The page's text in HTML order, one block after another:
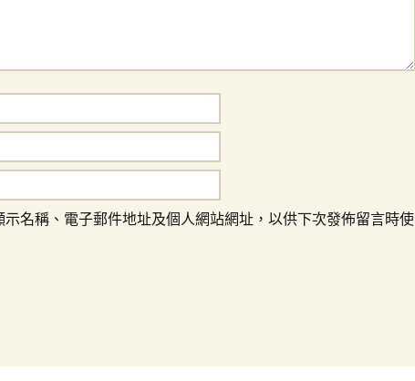
示名稱、電子郵件地址及個人網站網址，以供下次發佈留言時使